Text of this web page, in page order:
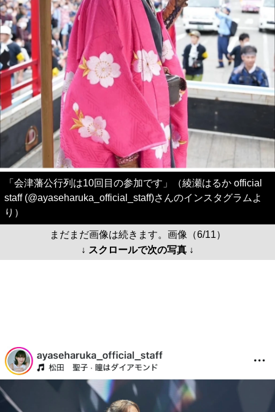
「会津藩公行列は10回目の参加です」（綾瀬はるか official
staff (@ayaseharuka_official_staff)さんのインスタグラムよ
り）
まだまだ画像は続きます。画像（6/11）
↓ スクロールで次の写真 ↓